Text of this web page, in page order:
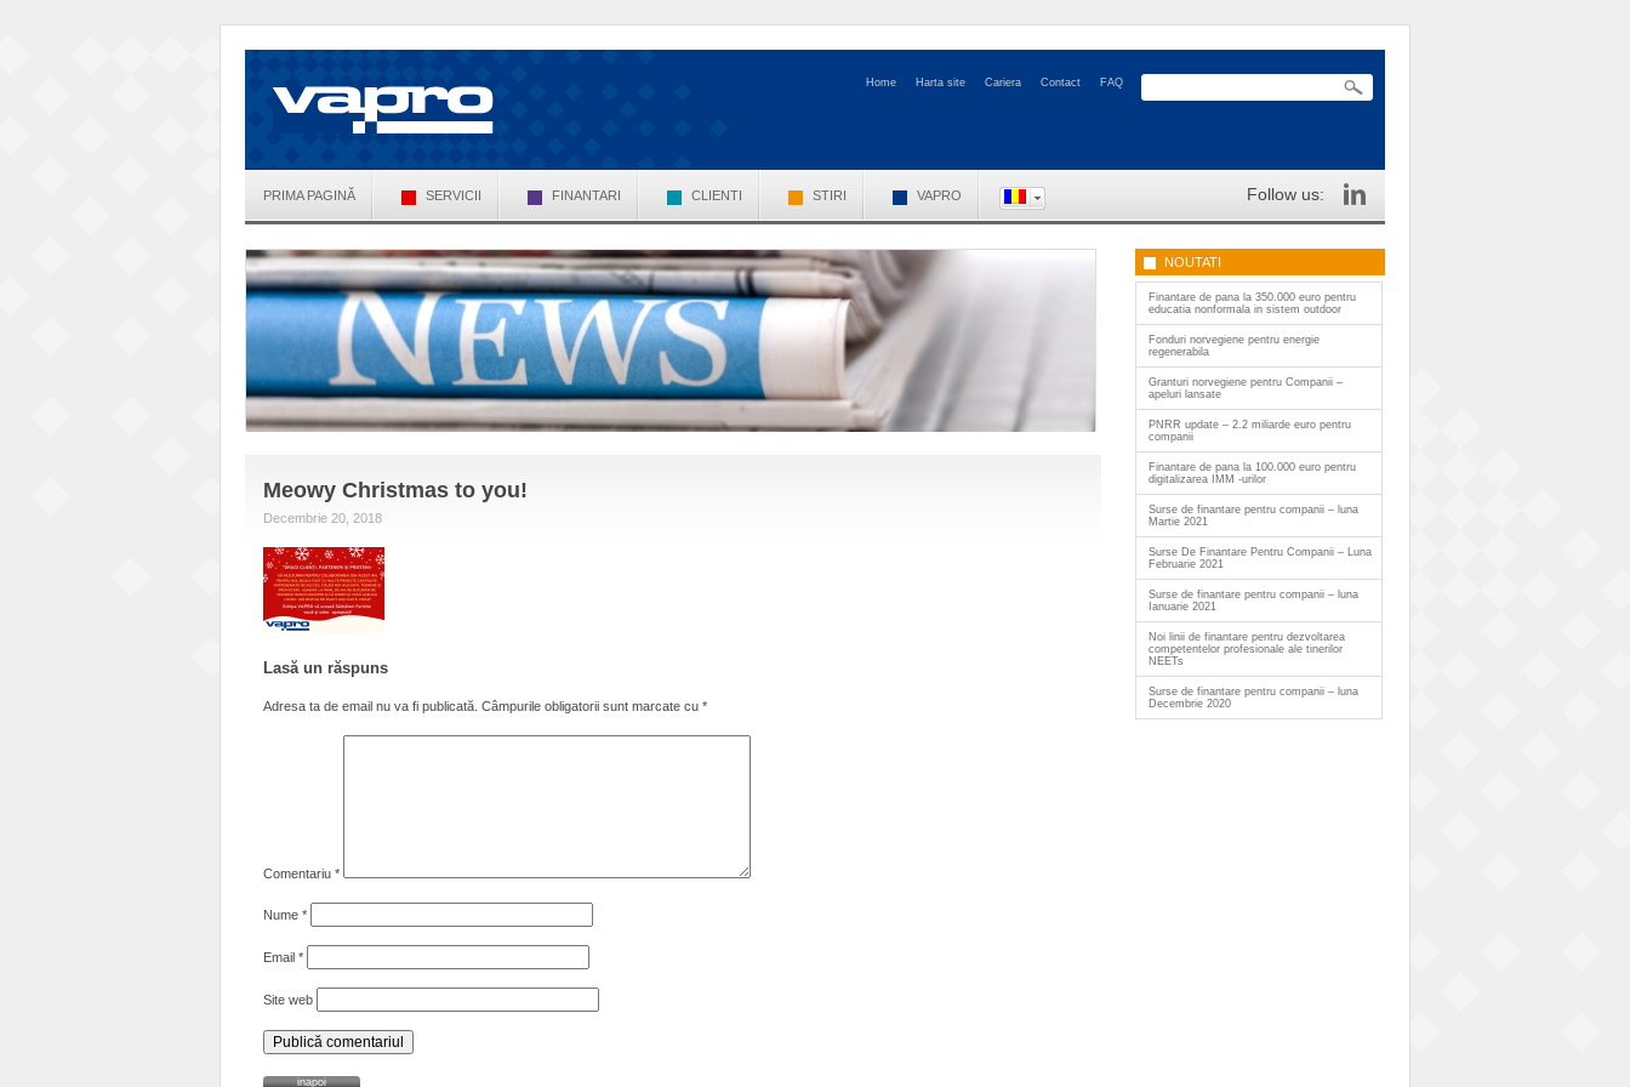
Home Harta site Cariera Contact FAQ
PRIMA PAGINĂ SERVICII FINANTARI CLIENTI STIRI VAPRO Follow us:
Meowy Christmas to you!
Decembrie 20, 2018
Lasă un răspuns
Adresa ta de email nu va fi publicată. Câmpurile obligatorii sunt marcate cu *
Comentariu *
Nume *
Email *
Site web
inapoi
NOUTATI
Finantare de pana la 350.000 euro pentru
educatia nonformala in sistem outdoor
Fonduri norvegiene pentru energie
regenerabila
Granturi norvegiene pentru Companii –
apeluri lansate
PNRR update – 2.2 miliarde euro pentru
companii
Finantare de pana la 100.000 euro pentru
digitalizarea IMM -urilor
Surse de finantare pentru companii – luna
Martie 2021
Surse De Finantare Pentru Companii – Luna
Februarie 2021
Surse de finantare pentru companii – luna
Ianuarie 2021
Noi linii de finantare pentru dezvoltarea
competentelor profesionale ale tinerilor
NEETs
Surse de finantare pentru companii – luna
Decembrie 2020